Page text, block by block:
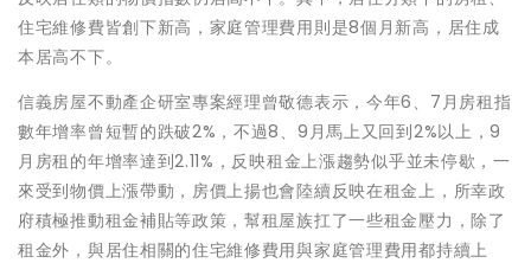
住宅維修費皆創下新高，家庭管理費用則是8個月新高，居住成
本居高不下。
信義房屋不動產企研室專案經理曾敬德表示，今年6、7月房租指
數年增率曾短暫的跌破2%，不過8、9月馬上又回到2%以上，9
月房租的年增率達到2.11%，反映租金上漲趨勢似乎並未停歇，一
來受到物價上漲帶動，房價上揚也會陸續反映在租金上，所幸政
府積極推動租金補貼等政策，幫租屋族扛了一些租金壓力，除了
租金外，與居住相關的住宅維修費用與家庭管理費用都持續上